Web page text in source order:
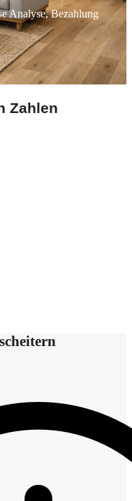
Analyse, Bezahlung
Zahlen